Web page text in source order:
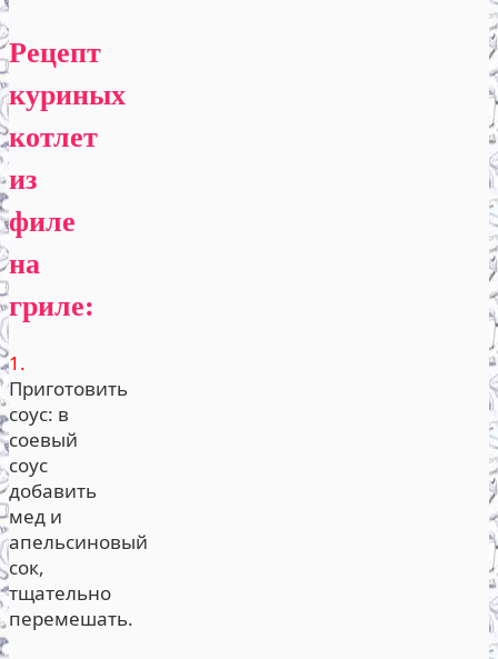
Рецепт
куриных
котлет
из
филе
на
гриле:
1.
Приготовить
соус: в
соевый
соус
добавить
мед и
апельсиновый
сок,
тщательно
перемешать.